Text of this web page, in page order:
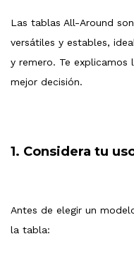
Las tablas All-Around
versátiles y estables,
y remero. Te
mejor decisión.
1. Considera tu
Antes de elegir un
la tabla: